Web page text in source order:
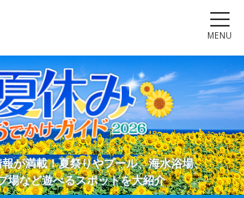
MENU
が満載！夏祭りやプール、海水浴場、
場など遊べるスポットを大紹介